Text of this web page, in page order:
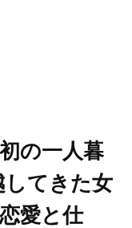
の一人暮
してきた女
愛と仕